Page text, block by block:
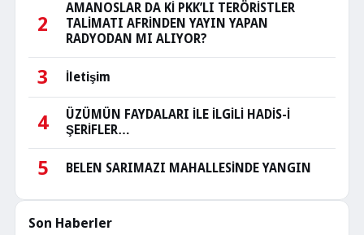
2
AMANOSLAR DA Kİ PKK’LI TERÖRİSTLER
TALİMATI AFRİNDEN YAYIN YAPAN
RADYODAN MI ALIYOR?
3 İletişim
4
ÜZÜMÜN FAYDALARI İLE İLGİLİ HADİS-İ
ŞERİFLER…
5 BELEN SARIMAZI MAHALLESİNDE YANGIN
Son Haberler